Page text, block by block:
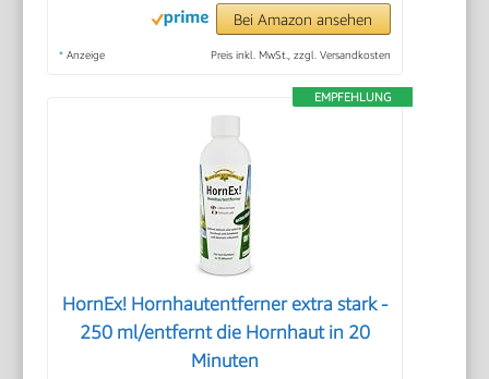
Bei Amazon ansehen
* Anzeige Preis inkl. MwSt., zzgl. Versandkosten
EMPFEHLUNG
HornEx! Hornhautentferner extra stark -
250 ml/entfernt die Hornhaut in 20
Minuten